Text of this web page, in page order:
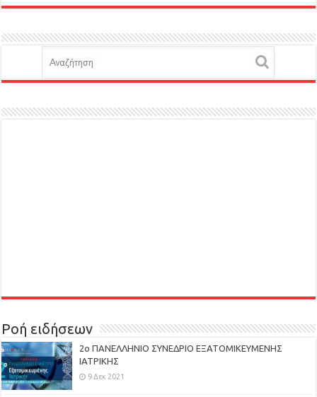
Ροή ειδήσεων
2ο ΠΑΝΕΛΛΗΝΙΟ ΣΥΝΕΔΡΙΟ ΕΞΑΤΟΜΙΚΕΥΜΕΝΗΣ
ΙΑΤΡΙΚΗΣ
9 Δεκ 2021